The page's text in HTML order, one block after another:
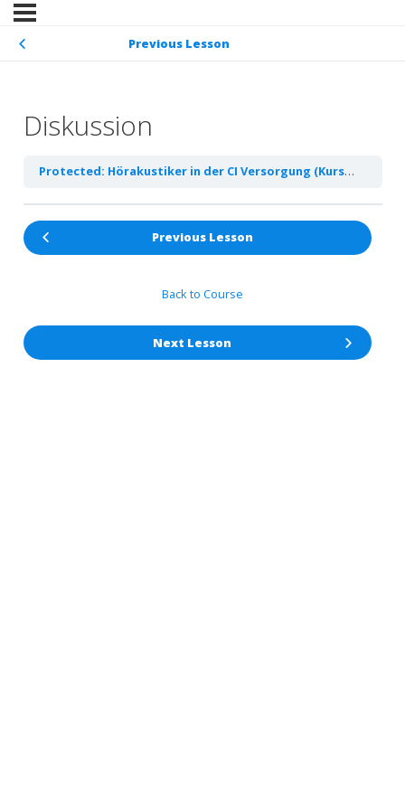
Previous Lesson
Diskussion
Protected: Hörakustiker in der CI Versorgung (Kursentwurf, Arbeitstitel)
Previous Lesson
Back to Course
Next Lesson